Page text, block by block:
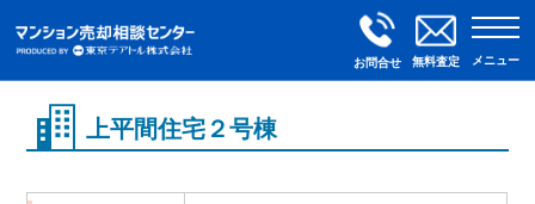
お問合せ 無料査定 メニュー
上平間住宅２号棟